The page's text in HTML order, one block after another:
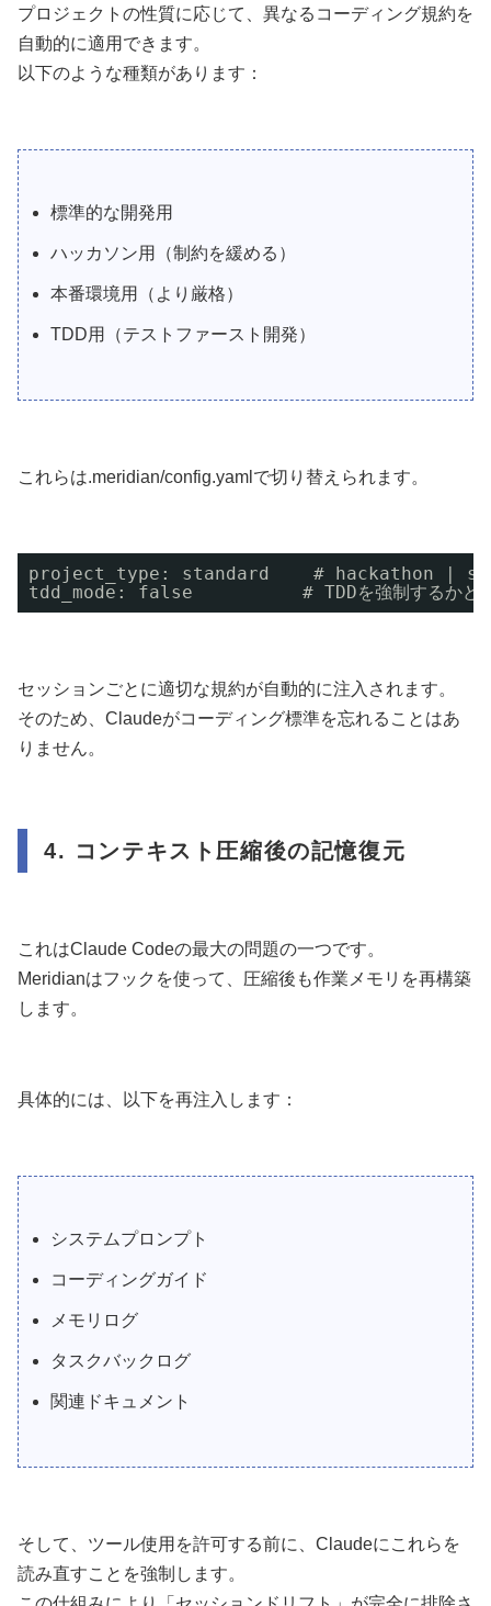
プロジェクトの性質に応じて、異なるコーディング規約を
自動的に適用できます。
以下のような種類があります：
標準的な開発用
ハッカソン用（制約を緩める）
本番環境用（より厳格）
TDD用（テストファースト開発）
これらは.meridian/config.yamlで切り替えられます。
project_type: standard    # hackathon |
tdd_mode: false          # TDDを強制するかど
セッションごとに適切な規約が自動的に注入されます。
そのため、Claudeがコーディング標準を忘れることはあ
りません。
4. コンテキスト圧縮後の記憶復元
これはClaude Codeの最大の問題の一つです。
Meridianはフックを使って、圧縮後も作業メモリを再構築
します。
具体的には、以下を再注入します：
システムプロンプト
コーディングガイド
メモリログ
タスクバックログ
関連ドキュメント
そして、ツール使用を許可する前に、Claudeにこれらを
読み直すことを強制します。